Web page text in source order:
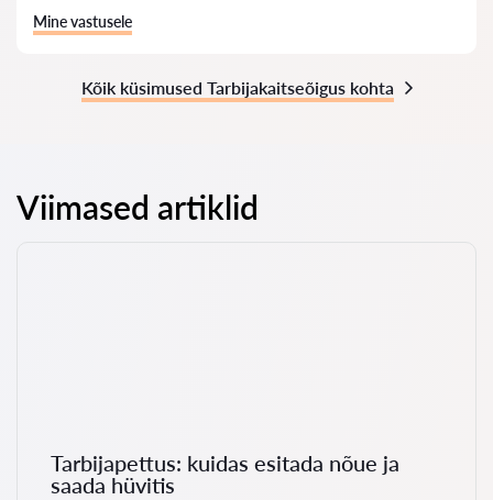
Mine vastusele
Kõik küsimused Tarbijakaitseõigus kohta
Viimased artiklid
Tarbijapettus: kuidas esitada nõue ja
saada hüvitis